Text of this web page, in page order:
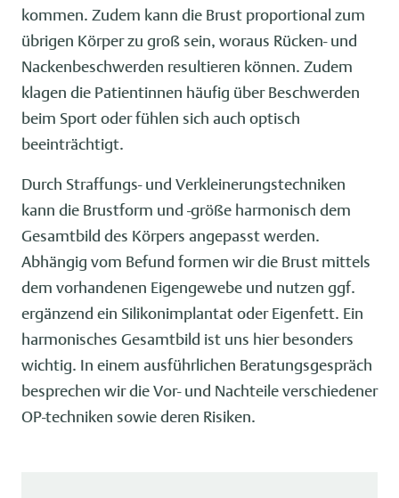
kommen. Zudem kann die Brust proportional zum
übrigen Körper zu groß sein, woraus Rücken- und
Nackenbeschwerden resultieren können. Zudem
klagen die Patientinnen häufig über Beschwerden
beim Sport oder fühlen sich auch optisch
beeinträchtigt.
Durch Straffungs- und Verkleinerungstechniken
kann die Brustform und -größe harmonisch dem
Gesamtbild des Körpers angepasst werden.
Abhängig vom Befund formen wir die Brust mittels
dem vorhandenen Eigengewebe und nutzen ggf.
ergänzend ein Silikonimplantat oder Eigenfett. Ein
harmonisches Gesamtbild ist uns hier besonders
wichtig. In einem ausführlichen Beratungsgespräch
besprechen wir die Vor- und Nachteile verschiedener
OP-techniken sowie deren Risiken.